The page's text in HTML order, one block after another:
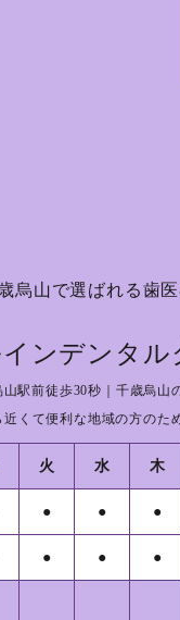
烏山で選ばれる歯
ンデンタル
山駅前徒歩30秒｜千歳烏山
近くて便利な地域の方のた
火 水 木
● ● ●
● ● ●